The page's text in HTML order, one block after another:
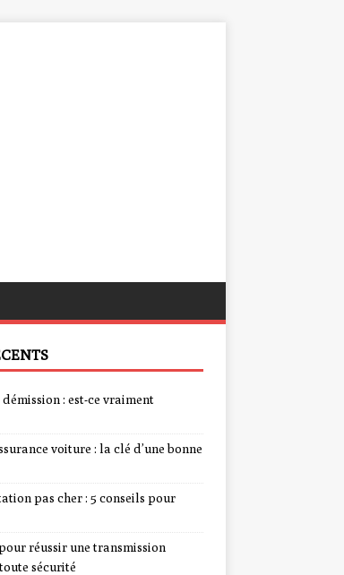
: est-ce vraiment
voiture : la clé d’une bonne
pas cher : 5 conseils pour
réussir une transmission
sécurité